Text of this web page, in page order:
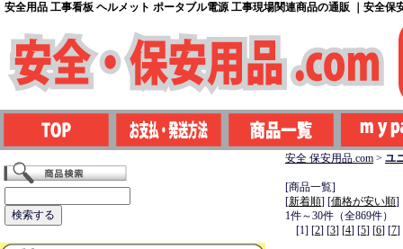
安全用品 工事看板 ヘルメット ポータブル電源 工事現場関連商品の通販 ｜安全保
安全 保安用品.com > ユ
[商品一覧]
[新着順] [価格が安い順]
1件～30件（全869件）
[1] [2] [3] [4] [5] [6] [7]